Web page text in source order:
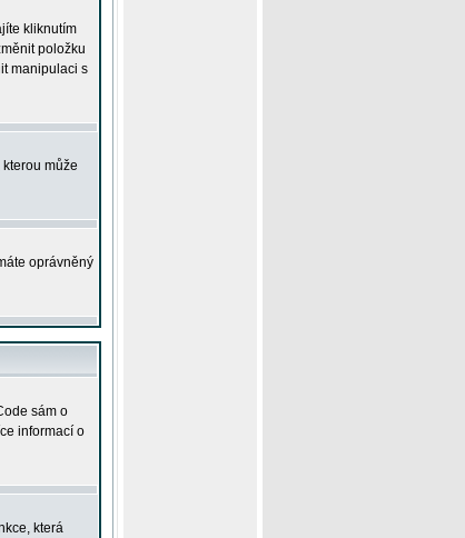
kliknutím
položku
manipulaci s
může
oprávněný
sám o
informací o
která